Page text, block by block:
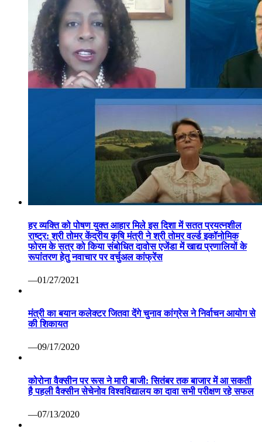
हर व्यक्ति को पोषण युक्त आहार मिले इस दिशा में सतत प्रयत्नशील
राष्ट्र: श्री तोमर केंद्रीय कृषि मंत्री ने श्री तोमर वर्ल्ड इकॉनोमिक
फोरम के सत्र को किया संबोधित दावोस एजेंडा में खाद्य प्रणालियों के
रूपांतरण हेतु नवाचार पर वर्चुअल कांफ्रेंस
—01/27/2021
मंत्री का बयान कलेक्टर जितवा देंगे चुनाव कांग्रेस ने निर्वाचन आयोग से
की शिकायत
—09/17/2020
कोरोना वैक्सीन पर रूस ने मारी बाजी: सितंबर तक बाजार में आ सकती
है पहली वैक्सीन सेचेनोव विश्वविद्यालय का दावा सभी परीक्षण रहे सफल
—07/13/2020